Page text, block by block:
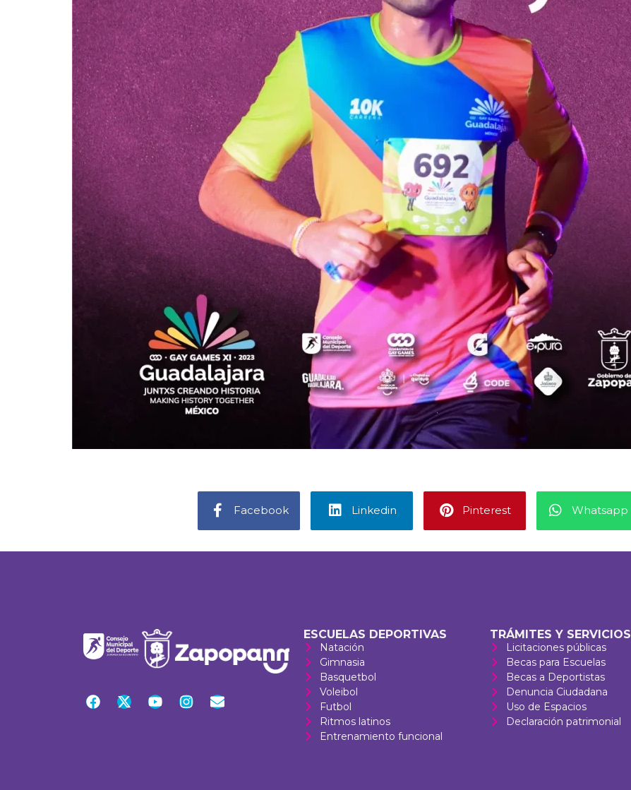
Facebook Linkedin Pinterest Whatsapp
ESCUELAS DEPORTIVAS
Natación
Gimnasia
Basquetbol
Voleibol
Futbol
Ritmos latinos
Entrenamiento funcional
TRÁMITES Y SERVICIOS
Licitaciones públicas
Becas para Escuelas
Becas a Deportistas
Denuncia Ciudadana
Uso de Espacios
Declaración patrimonial